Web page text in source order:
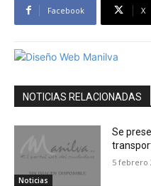
Facebook X
NOTICIAS RELACIONADAS
Noticias
Se
5 febrero